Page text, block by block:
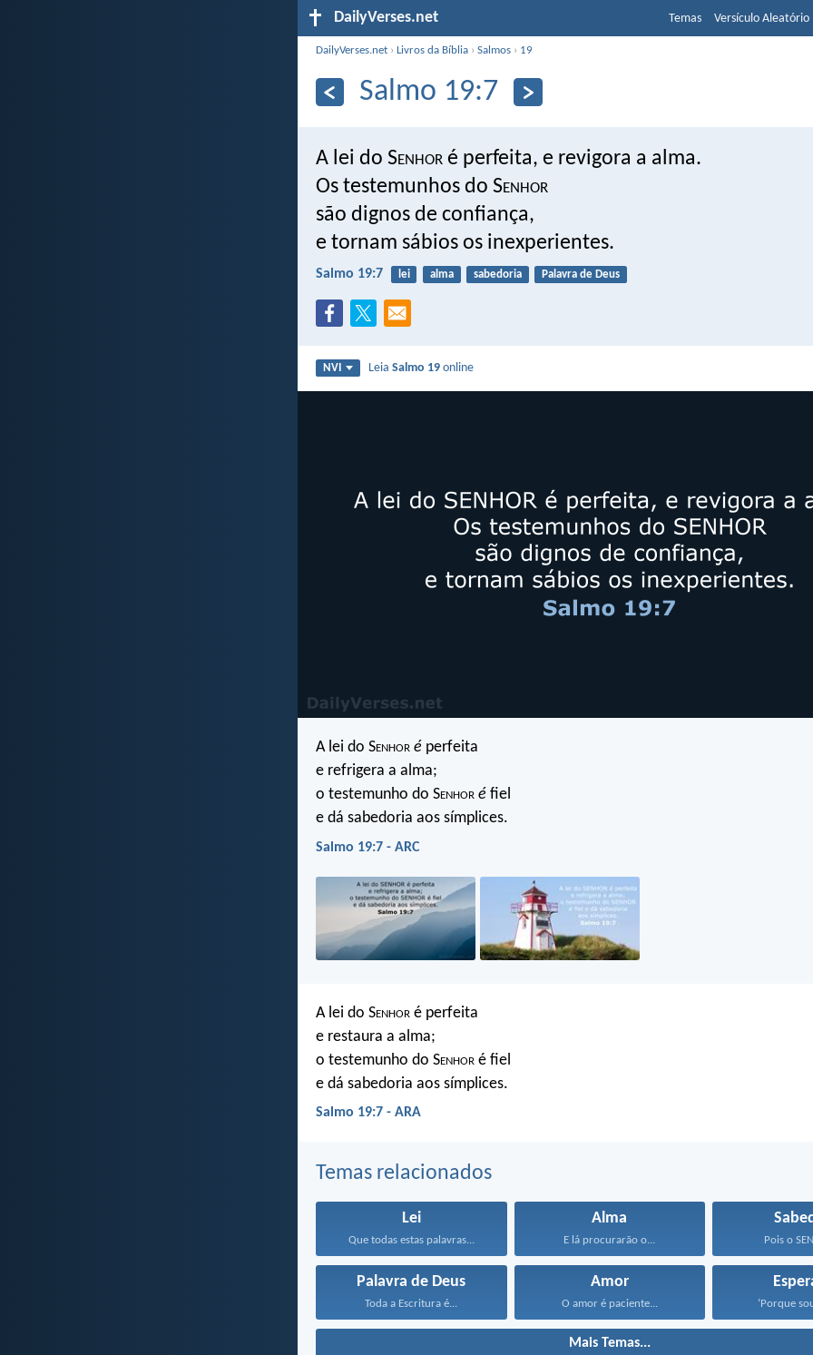
DailyVerses.net Temas Versículo Aleatório
DailyVerses.net ›Livros da Bíblia ›Salmos › 19
Salmo 19:7
A lei do Senhor é perfeita, e revigora a alma.
Os testemunhos do Senhor
são dignos de confiança,
e tornam sábios os inexperientes.
Salmo 19:7 lei alma sabedoria Palavra de Deus
NVI LeiaSalmo 19 online
A lei do Senhor é perfeita
e refrigera a alma;
o testemunho do Senhor é fiel
e dá sabedoria aos símplices.
Salmo 19:7 - ARC
A lei do Senhor é perfeita
e restaura a alma;
o testemunho do Senhor é fiel
e dá sabedoria aos símplices.
Salmo 19:7 - ARA
Temas relacionados
Lei
Que todas estas palavras...
Alma
E lá procurarão o... Pois o
Palavra de Deus
Toda a Escritura é...
Amor
O amor é paciente... ‘Porque
Mais Temas...